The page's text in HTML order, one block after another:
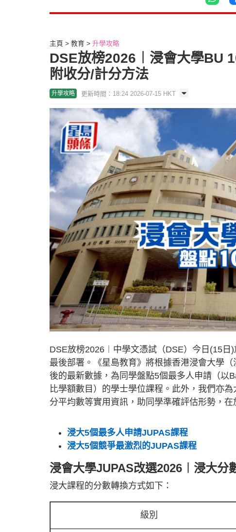
主頁 教育 升學攻略
DSE放榜2026︱浸會大學BU
附收分/計分方法
升學攻略 更新時間：18:24 2026-07-15 HKT
DSE放榜2026︱中學文憑試（DSE）今日(15
最後部署。《星島教育》將根據香港浸會大學
後的最新數據，為同學盤點5個最多人申請（以
比學額數目）的學士學位課程。此外，我們亦
分平均數等實用資訊，助同學準確評估形勢，
浸大5個最多人申請JUPAS課程
浸大5個競爭最激烈的JUPAS課程
浸會大學JUPAS改選2026︱浸大分
浸大課程的分數轉換方式如下：
級別